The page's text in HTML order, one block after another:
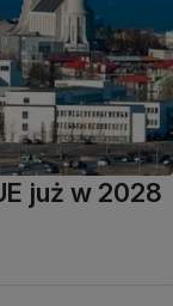
już w 2028